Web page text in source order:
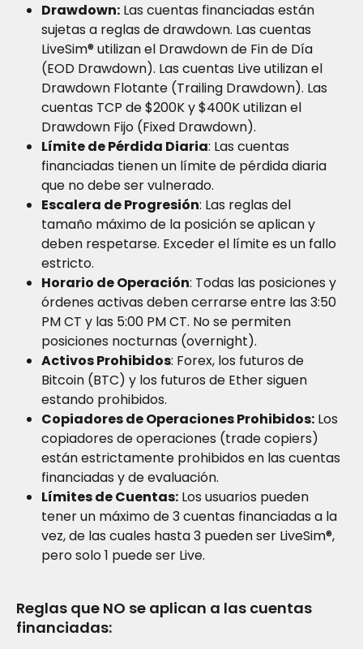
Drawdown: Las cuentas financiadas están
sujetas a reglas de drawdown. Las cuentas
LiveSim® utilizan el Drawdown de Fin de Día
(EOD Drawdown). Las cuentas Live utilizan el
Drawdown Flotante (Trailing Drawdown). Las
cuentas TCP de $200K y $400K utilizan el
Drawdown Fijo (Fixed Drawdown).
Límite de Pérdida Diaria: Las cuentas
financiadas tienen un límite de pérdida diaria
que no debe ser vulnerado.
Escalera de Progresión: Las reglas del
tamaño máximo de la posición se aplican y
deben respetarse. Exceder el límite es un fallo
estricto.
Horario de Operación: Todas las posiciones y
órdenes activas deben cerrarse entre las 3:50
PM CT y las 5:00 PM CT. No se permiten
posiciones nocturnas (overnight).
Activos Prohibidos: Forex, los futuros de
Bitcoin (BTC) y los futuros de Ether siguen
estando prohibidos.
Copiadores de Operaciones Prohibidos: Los
copiadores de operaciones (trade copiers)
están estrictamente prohibidos en las cuentas
financiadas y de evaluación.
Límites de Cuentas: Los usuarios pueden
tener un máximo de 3 cuentas financiadas a la
vez, de las cuales hasta 3 pueden ser LiveSim®,
pero solo 1 puede ser Live.
Reglas que NO se aplican a las cuentas
financiadas: